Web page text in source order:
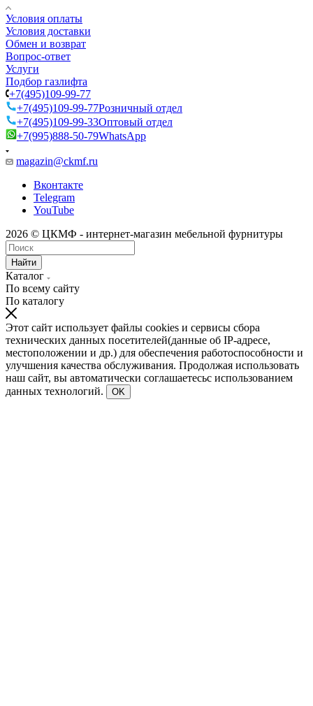
Условия оплаты
Условия доставки
Обмен и возврат
Вопрос-ответ
Услуги
Подбор газлифта
+7(495)109-99-77
+7(495)109-99-77Розничный отдел
+7(495)109-99-33Оптовый отдел
+7(995)888-50-79WhatsApp
magazin@ckmf.ru
Вконтакте
Telegram
YouTube
2026 © ЦКМФ - интернет-магазин мебельной фурнитуры
Найти
Каталог
По всему сайту
По каталогу
Этот сайт использует файлы cookies и сервисы сбора
технических данных посетителей(данные об IP-адресе,
местоположении и др.) для обеспечения работоспособности и
улучшения качества обслуживания. Продолжая использовать
наш сайт, вы автоматически соглашаетесьс использованием
данных технологий.
OK